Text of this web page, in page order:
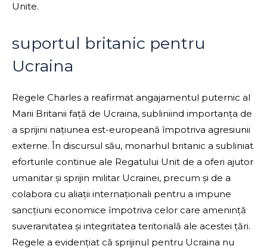
Unite.
suportul britanic pentru
Ucraina
Regele Charles a reafirmat angajamentul puternic al
Marii Britanii față de Ucraina, subliniind importanța de
a sprijini națiunea est-europeană împotriva agresiunii
externe. În discursul său, monarhul britanic a subliniat
eforturile continue ale Regatului Unit de a oferi ajutor
umanitar și sprijin militar Ucrainei, precum și de a
colabora cu aliații internaționali pentru a impune
sancțiuni economice împotriva celor care amenință
suveranitatea și integritatea teritorială ale acestei țări.
Regele a evidențiat că sprijinul pentru Ucraina nu